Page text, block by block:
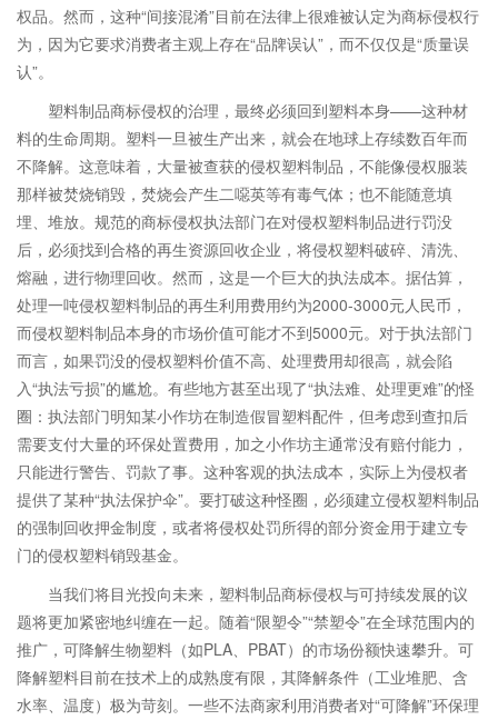
权品。然而，这种“间接混淆”目前在法律上很难被认定为商标侵权行
为，因为它要求消费者主观上存在“品牌误认”，而不仅仅是“质量误
认”。
塑料制品商标侵权的治理，最终必须回到塑料本身——这种材
料的生命周期。塑料一旦被生产出来，就会在地球上存续数百年而
不降解。这意味着，大量被查获的侵权塑料制品，不能像侵权服装
那样被焚烧销毁，焚烧会产生二噁英等有毒气体；也不能随意填
埋、堆放。规范的商标侵权执法部门在对侵权塑料制品进行罚没
后，必须找到合格的再生资源回收企业，将侵权塑料破碎、清洗、
熔融，进行物理回收。然而，这是一个巨大的执法成本。据估算，
处理一吨侵权塑料制品的再生利用费用约为2000-3000元人民币，
而侵权塑料制品本身的市场价值可能才不到5000元。对于执法部门
而言，如果罚没的侵权塑料价值不高、处理费用却很高，就会陷
入“执法亏损”的尴尬。有些地方甚至出现了“执法难、处理更难”的怪
圈：执法部门明知某小作坊在制造假冒塑料配件，但考虑到查扣后
需要支付大量的环保处置费用，加之小作坊主通常没有赔付能力，
只能进行警告、罚款了事。这种客观的执法成本，实际上为侵权者
提供了某种“执法保护伞”。要打破这种怪圈，必须建立侵权塑料制品
的强制回收押金制度，或者将侵权处罚所得的部分资金用于建立专
门的侵权塑料销毁基金。
当我们将目光投向未来，塑料制品商标侵权与可持续发展的议
题将更加紧密地纠缠在一起。随着“限塑令”“禁塑令”在全球范围内的
推广，可降解生物塑料（如PLA、PBAT）的市场份额快速攀升。可
降解塑料目前在技术上的成熟度有限，其降解条件（工业堆肥、含
水率、温度）极为苛刻。一些不法商家利用消费者对“可降解”环保理